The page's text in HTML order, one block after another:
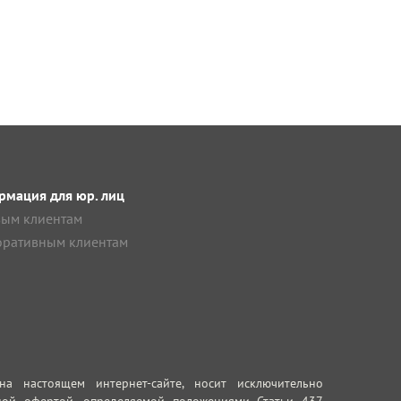
для юр. лиц
клиентам
клиентам
интернет-сайте, носит исключительно